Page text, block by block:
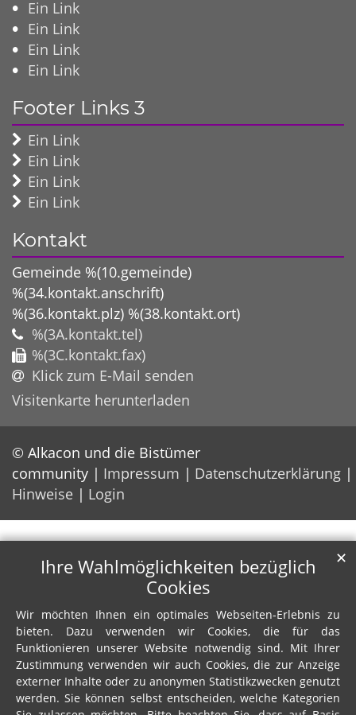
Ein Link
Ein Link
Ein Link
Ein Link
Footer Links 3
Ein Link
Ein Link
Ein Link
Ein Link
Kontakt
Gemeinde %(10.gemeinde)
%(34.kontakt.anschrift)
%(36.kontakt.plz) %(38.kontakt.ort)
%(3A.kontakt.tel)
%(3C.kontakt.fax)
Klick zum E-Mail senden
Visitenkarte herunterladen
© Alkacon und die Bistümer
community
Impressum
Datenschutzerklärung
Hinweise
Login
Ihre Wahlmöglichkeiten bezüglich
Cookies
Wir möchten Ihnen ein optimales Webseiten-Erlebnis zu
bieten. Dazu verwenden wir Cookies, die für das
Funktionieren unserer Website notwendig sind. Mit Ihrer
Zustimmung verwenden wir auch Cookies, die zur Anzeige
externer Inhalte oder zu anonymen Statistikzwecken genutzt
werden. Sie können selbst entscheiden, welche Kategorien
✕